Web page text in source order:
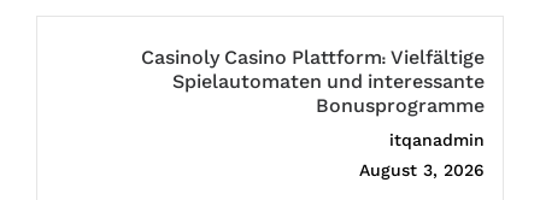
Casinoly Casino Plattform: Vielfältige
Spielautomaten und interessante
Bonusprogramme
itqanadmin
August 3, 2026